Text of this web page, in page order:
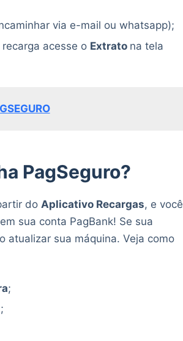
via e-mail ou whatsapp);
acesse o Extrato na tela
PagSeguro?
do Aplicativo Recargas, e você
sua conta PagBank! Se sua
atualizar sua máquina. Veja como
;